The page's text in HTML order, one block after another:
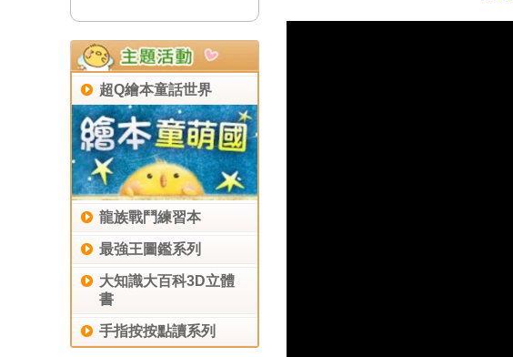
NT$221
超Q繪本童話世界
龍族戰鬥練習本
最強王圖鑑系列
大知識大百科3D立體
書
手指按按點讀系列